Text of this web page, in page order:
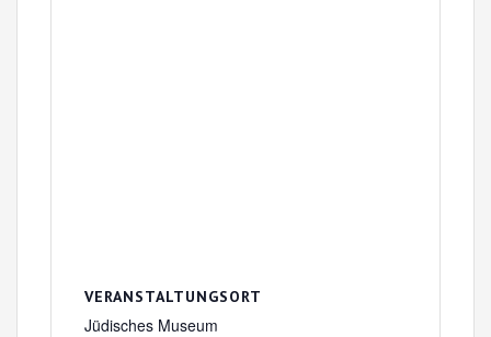
VERANSTALTUNGSORT
Jüdisches Museum